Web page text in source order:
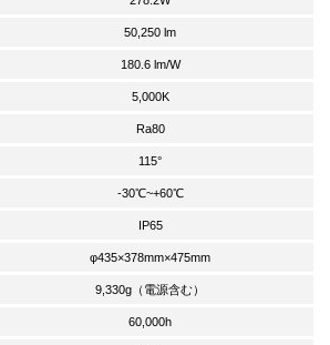
50,250 lm
180.6 lm/W
5,000K
Ra80
115°
-30℃~+60℃
IP65
φ435×378mm×475mm
9,330g（電源含む）
60,000h